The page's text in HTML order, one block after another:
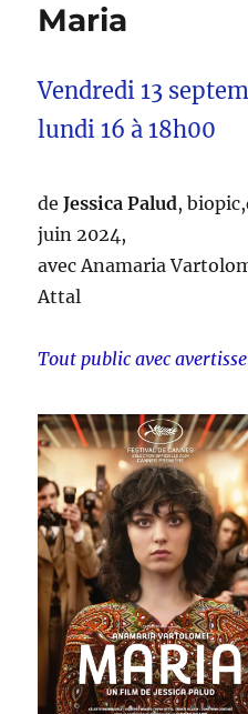
Maria
Vendredi 13
lundi 16 à 18h00
deJessica Palud,
juin 2024,
avec Anamaria
Attal
Tout public avec